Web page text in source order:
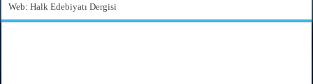
Web:Halk Edebiyatı Dergisi